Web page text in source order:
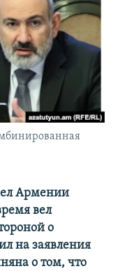
Армении
вел
о
на заявления
о том, что